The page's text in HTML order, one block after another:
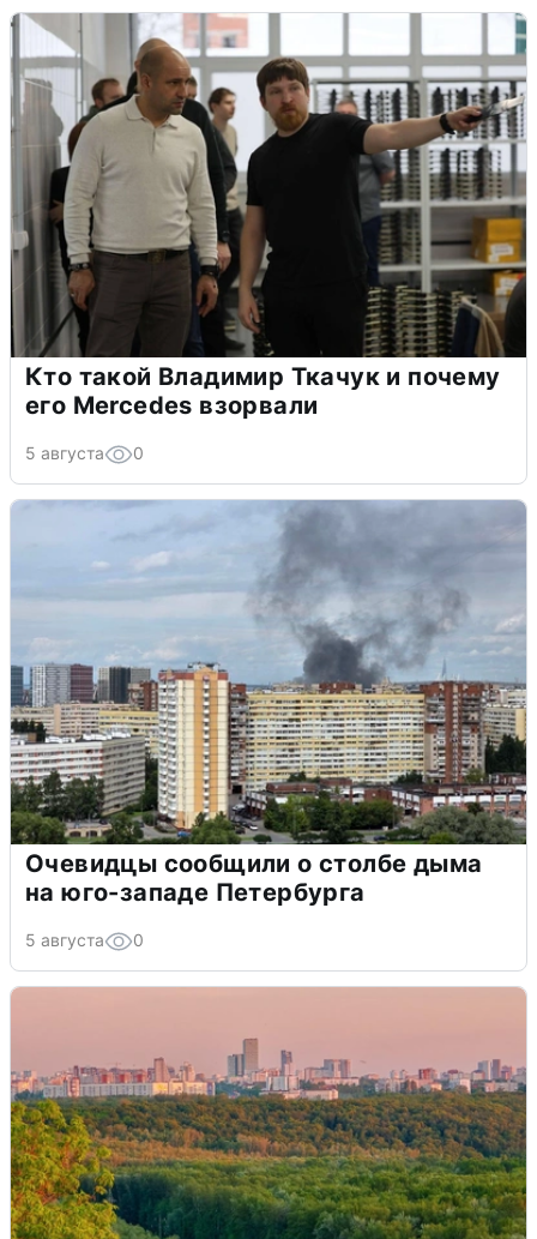
Кто такой Владимир Ткачук и почему
его Mercedes взорвали
5 августа 0
Очевидцы сообщили о столбе дыма
на юго-западе Петербурга
5 августа 0